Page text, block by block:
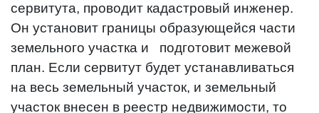
сервитута, проводит кадастровый инженер.
Он установит границы образующейся части
земельного участка и подготовит межевой
план. Если сервитут будет устанавливаться
на весь земельный участок, и земельный
участок внесен в реестр недвижимости, то